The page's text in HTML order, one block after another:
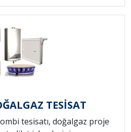
TESİSAT
tesisatı, doğalgaz proje